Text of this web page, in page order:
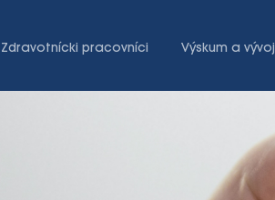
Zdravotnícki pracovníci Výskum a vývoj